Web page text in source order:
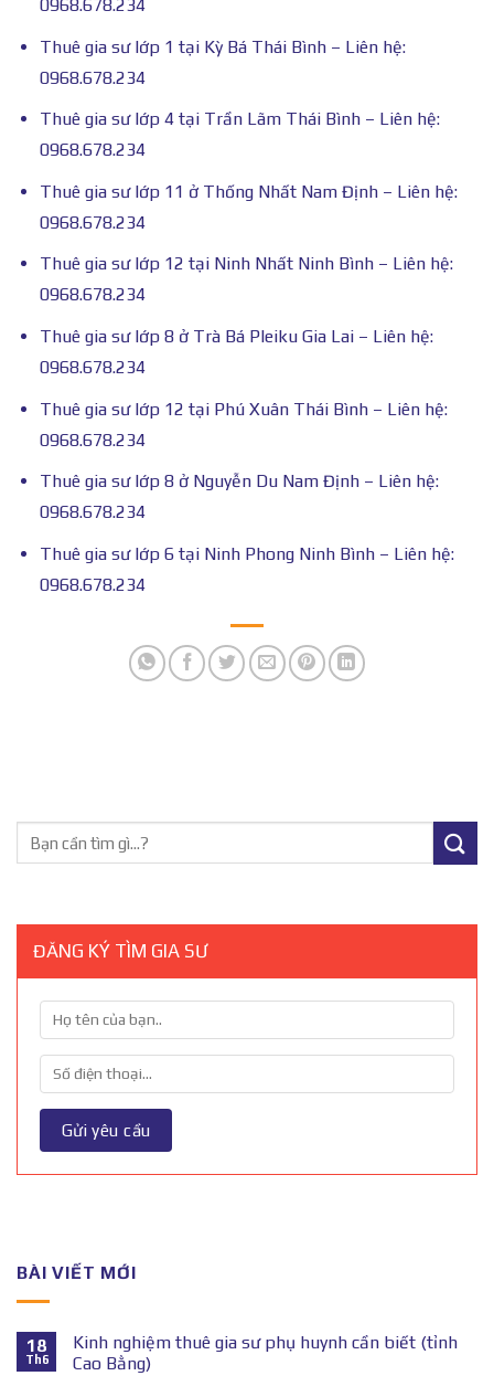
0968.678.234
Thuê gia sư lớp 1 tại Kỳ Bá Thái Bình – Liên hệ:
0968.678.234
Thuê gia sư lớp 4 tại Trần Lãm Thái Bình – Liên hệ:
0968.678.234
Thuê gia sư lớp 11 ở Thống Nhất Nam Định – Liên hệ:
0968.678.234
Thuê gia sư lớp 12 tại Ninh Nhất Ninh Bình – Liên hệ:
0968.678.234
Thuê gia sư lớp 8 ở Trà Bá Pleiku Gia Lai – Liên hệ:
0968.678.234
Thuê gia sư lớp 12 tại Phú Xuân Thái Bình – Liên hệ:
0968.678.234
Thuê gia sư lớp 8 ở Nguyễn Du Nam Định – Liên hệ:
0968.678.234
Thuê gia sư lớp 6 tại Ninh Phong Ninh Bình – Liên hệ:
0968.678.234
ĐĂNG KÝ TÌM GIA SƯ
BÀI VIẾT MỚI
18
Th6
Kinh nghiệm thuê gia sư phụ huynh cần biết (tỉnh
Cao Bằng)